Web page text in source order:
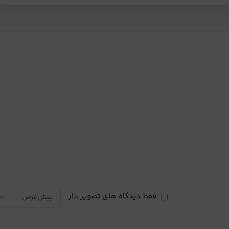
فقط دیدگاه های تصویر دار